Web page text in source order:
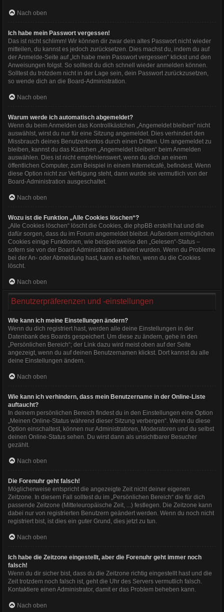
Nach oben
Ich habe mein Passwort vergessen!
Das ist nicht schlimm! Wir können dir zwar dein altes Passwort nicht wieder
mitteilen, du kannst es jedoch zurücksetzen. Dies machst du, indem du auf
der Anmelde-Seite auf „Ich habe mein Passwort vergessen“ klickst und den
Anweisungen folgst. So solltest du dich schnell wieder anmelden können.
Solltest du trotzdem nicht in der Lage sein, dein Passwort zurückzusetzen,
so wende dich an die Board-Administration.
Nach oben
Warum werde ich automatisch abgemeldet?
Wenn du beim Anmelden das Kontrollkästchen „Angemeldet bleiben“ nicht
auswählst, wirst du nur für eine Sitzung angemeldet. Dies verhindert den
Missbrauch deines Benutzerkontos durch einen Dritten. Um angemeldet zu
bleiben, kannst du das Kästchen „Angemeldet bleiben“ beim Anmelden
auswählen. Dies ist nicht empfehlenswert, wenn du dich an einem
öffentlichen Computer, zum Beispiel in einem Internetcafé, befindest. Wenn
diese Option nicht zur Verfügung steht, dann wurde sie vermutlich von der
Board-Administration ausgeschaltet.
Nach oben
Wozu ist die Funktion „Alle Cookies löschen“?
„Alle Cookies löschen“ löscht die Cookies, die phpBB erstellt hat und die
dafür sorgen, dass du im Forum angemeldet bleibst. Außerdem ermöglichen
Cookies einige Funktionen, wie beispielsweise den „Gelesen“-Status –
sofern sie von der Board-Administration aktiviert wurden. Wenn du Probleme
bei der An- oder Abmeldung hast, kann es helfen, wenn du die Cookies
löscht.
Nach oben
Benutzerpräferenzen und -einstellungen
Wie kann ich meine Einstellungen ändern?
Wenn du dich registriert hast, werden alle deine Einstellungen in der
Datenbank des Boards gespeichert. Um diese zu ändern, gehe in den
„Persönlichen Bereich“; der Link dazu wird meist oben auf der Seite
angezeigt, wenn du auf deinen Benutzernamen klickst. Dort kannst du alle
deine Einstellungen ändern.
Nach oben
Wie kann ich verhindern, dass mein Benutzername in der Online-Liste
auftaucht?
In deinem persönlichen Bereich findest du in den Einstellungen eine Option
„Meinen Online-Status während dieser Sitzung verbergen“. Wenn du diese
Option einschaltest, können nur Administratoren, Moderatoren und du selbst
deinen Online-Status sehen. Du wirst dann als unsichtbarer Besucher
gezählt.
Nach oben
Die Forenuhr geht falsch!
Möglicherweise entspricht die angezeigte Zeit nicht deiner eigenen
Zeitzone. In diesem Fall solltest du im „Persönlichen Bereich“ die für dich
passende Zeitzone (Mitteleuropäische Zeit, ...) festlegen. Die Zeitzone kann
dabei nur von registrierten Benutzern geändert werden. Wenn du noch nicht
registriert bist, ist dies ein guter Grund, dies jetzt zu tun.
Nach oben
Ich habe die Zeitzone eingestellt, aber die Forenuhr geht immer noch
falsch!
Wenn du dir sicher bist, dass du die Zeitzone richtig eingestellt hast und die
Zeit trotzdem noch falsch ist, geht die Uhr des Servers vermutlich falsch.
Kontaktiere einen Administrator, damit er das Problem beheben kann.
Nach oben